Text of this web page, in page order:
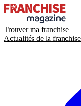
Trouver ma franchise
Actualités de la franchise